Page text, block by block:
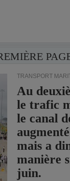
TRANSPORT
Au
le trafic
le canal
mais a
manière
juin.